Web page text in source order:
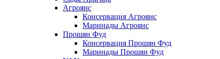
Агроянс
Консервация Агроянс
Маринады Агроянс
Прошян Фуд
Консервация Прошян Фуд
Маринады Прошян Фуд